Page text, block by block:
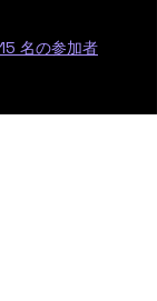
名の参加者